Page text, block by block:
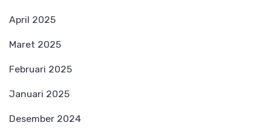
April 2025
Maret 2025
Februari 2025
Januari 2025
Desember 2024